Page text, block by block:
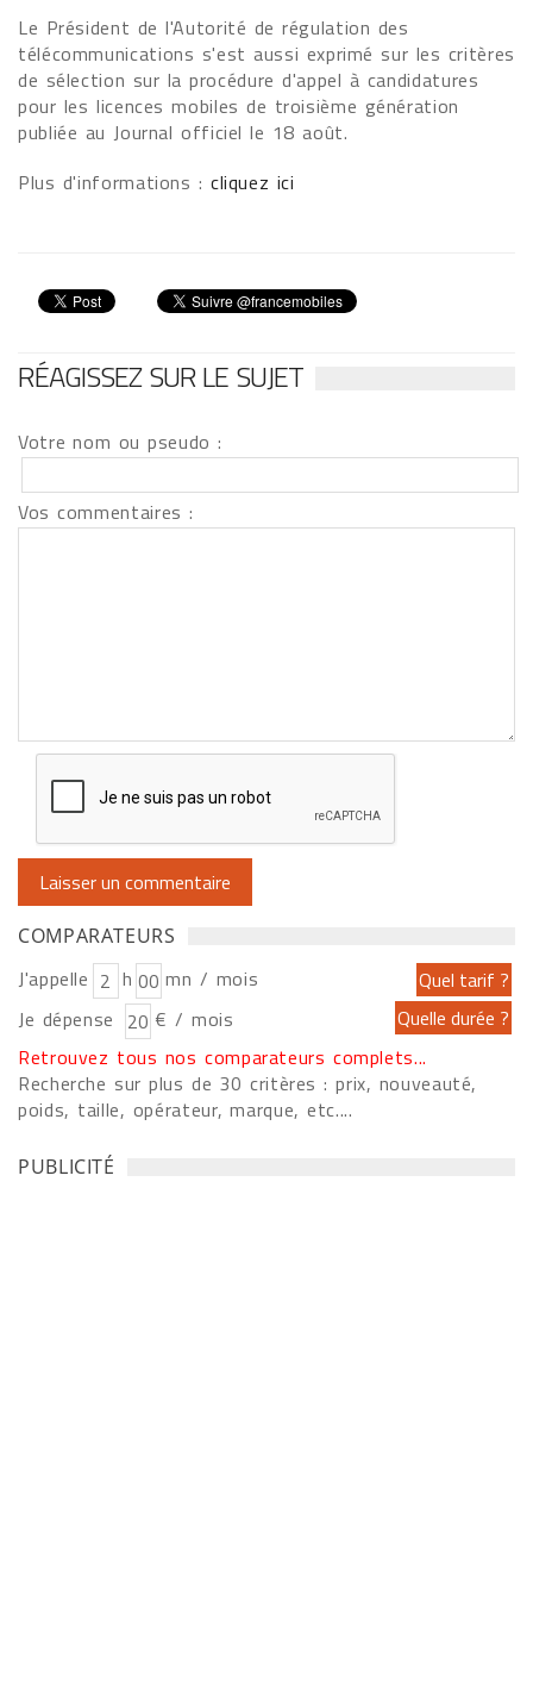
Le Président de l'Autorité de régulation des
télécommunications s'est aussi exprimé sur les critères
de sélection sur la procédure d'appel à candidatures
pour les licences mobiles de troisième génération
publiée au Journal officiel le 18 août.
Plus d'informations : cliquez ici
RÉAGISSEZ SUR LE SUJET
Votre nom ou pseudo :
Vos commentaires :
COMPARATEURS
J'appelle h
mn / mois
Je dépense
€ / mois
Retrouvez tous nos comparateurs complets...
Recherche sur plus de 30 critères : prix, nouveauté,
poids, taille, opérateur, marque, etc....
PUBLICITÉ